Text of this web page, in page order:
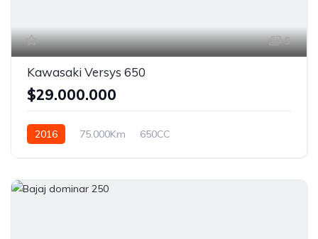
9
Kawasaki Versys 650
$29.000.000
2016 75.000Km 650CC